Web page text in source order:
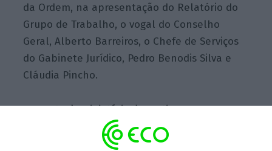
da Ordem, na apresentação do Relatório do
Grupo de Trabalho, o vogal do Conselho
Geral, Alberto Barreiros, o Chefe de Serviços
do Gabinete Jurídico, Pedro Benodis Silva e
Cláudia Pincho.
Da parte do Ministério da Justiça, o
ECO/Advocatus sabe que Rita Alarcão Júdice,
advogada de profissão, prefere delegar estas